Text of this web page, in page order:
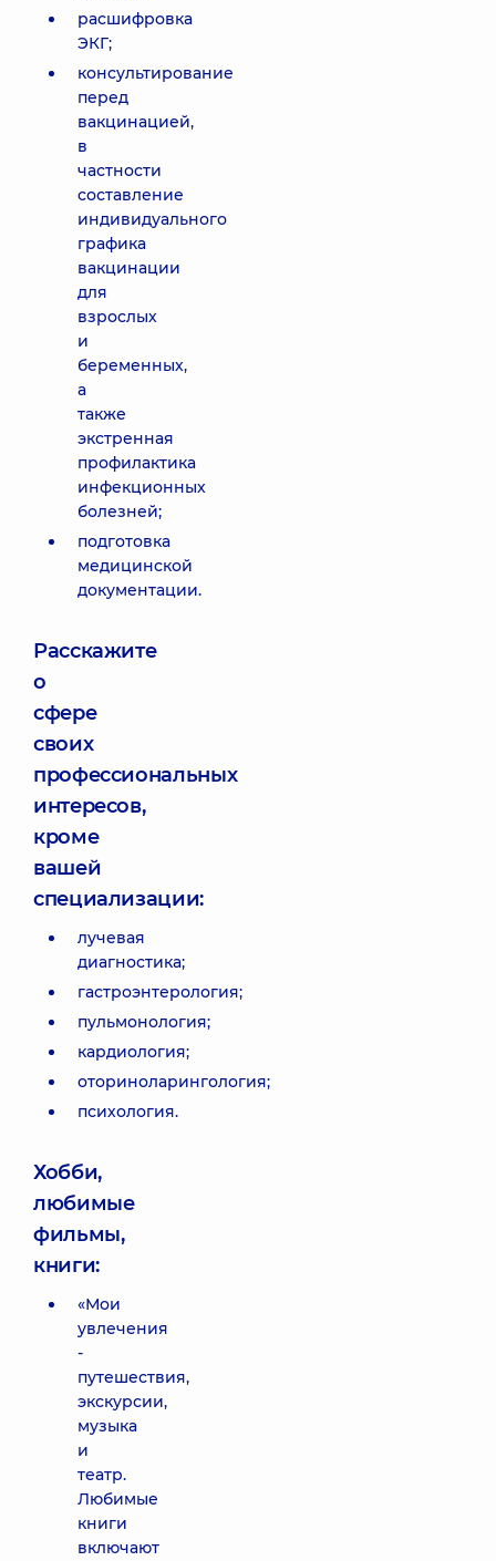
расшифровка
ЭКГ;
консультирование
перед
вакцинацией,
в
частности
составление
индивидуального
графика
вакцинации
для
взрослых
и
беременных,
а
также
экстренная
профилактика
инфекционных
болезней;
подготовка
медицинской
документации.
Расскажите
о
сфере
своих
профессиональных
интересов,
кроме
вашей
специализации:
лучевая
диагностика;
гастроэнтерология;
пульмонология;
кардиология;
оториноларингология;
психология.
Хобби,
любимые
фильмы,
книги:
«Мои
увлечения
-
путешествия,
экскурсии,
музыка
и
театр.
Любимые
книги
включают